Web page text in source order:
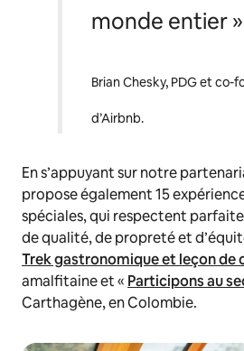
monde entier
Brian Chesky, PDG et co-
d’Airbnb.
En s’appuyant sur notre
propose également 15
spéciales, qui respectent
de qualité, de propreté et
Trek gastronomique et leçon de
amalfitaine et « Participons au
Carthagène, en Colombie.